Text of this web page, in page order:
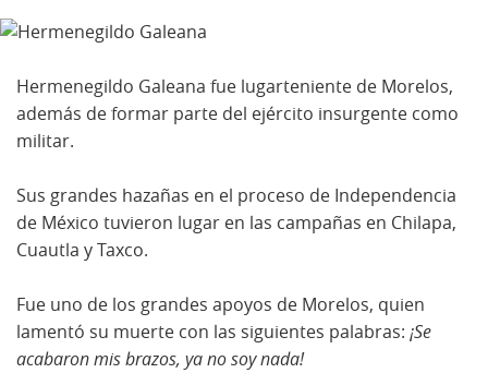
Hermenegildo Galeana fue lugarteniente de Morelos,
además de formar parte del ejército insurgente como
militar.
Sus grandes hazañas en el proceso de Independencia
de México tuvieron lugar en las campañas en Chilapa,
Cuautla y Taxco.
Fue uno de los grandes apoyos de Morelos, quien
lamentó su muerte con las siguientes palabras: ¡Se
acabaron mis brazos, ya no soy nada!